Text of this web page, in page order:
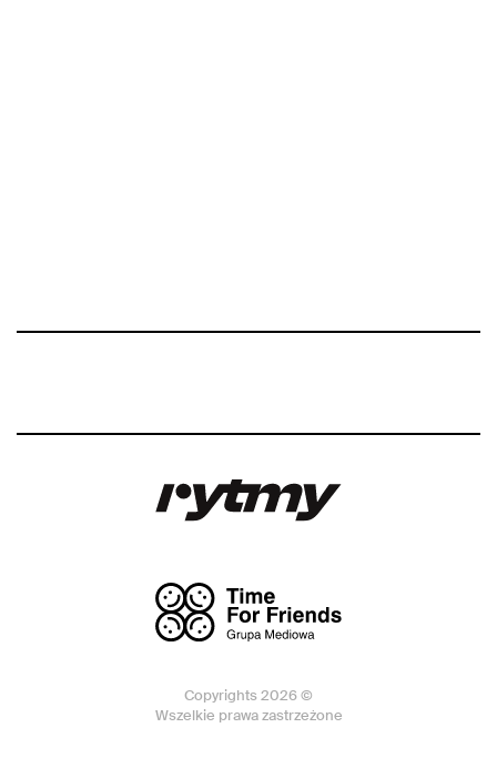
Copyrights 2026 ©
Wszelkie prawa zastrzeżone